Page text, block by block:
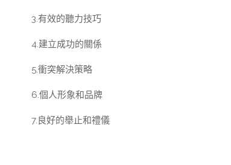
3.有效的聽力技巧
4.建立成功的關係
5.衝突解決策略
6.個人形象和品牌
7.良好的舉止和禮儀